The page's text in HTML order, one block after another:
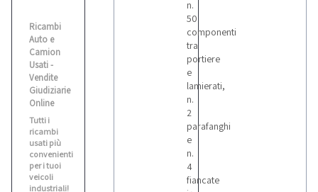
Ricambi
Auto e
Camion
Usati -
Vendite
Giudiziarie
Online
Tutti i
ricambi
usati più
convenienti
per i tuoi
veicoli
industriali!
n.
50
componenti
tra
portiere
e
lamierati,
n.
2
parafanghi
e
n.
4
fiancate